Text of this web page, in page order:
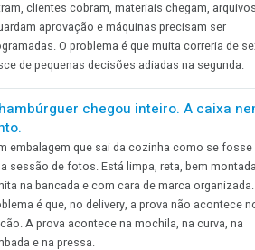
acreditou que a expedição
preocupado com o prazo. A
já havia sido aprovado.
Sua gráfica tem uma
modo econômico
A máquina é rápida, moderna e
mais. Mas o arquivo ainda
aprovação acontece pelo
uma planilha que só uma
não foi separado e o